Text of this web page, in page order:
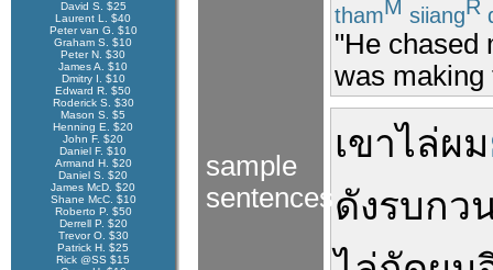
David S. $25
Laurent L. $40
Peter van G. $10
Graham S. $10
Peter N. $30
James A. $10
Dmitry I. $10
Edward R. $50
Roderick S. $30
Mason S. $5
Henning E. $20
John F. $20
Daniel F. $10
Armand H. $20
Daniel S. $20
James McD. $20
Shane McC. $10
Roberto P. $50
Derrell P. $20
Trevor O. $30
Patrick H. $25
Rick @SS $15
sample
sentences
thamM siiangR
"He chased
was making
เขาไล่ผม
ดังรบกว